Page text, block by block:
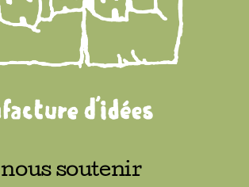
nous soutenir